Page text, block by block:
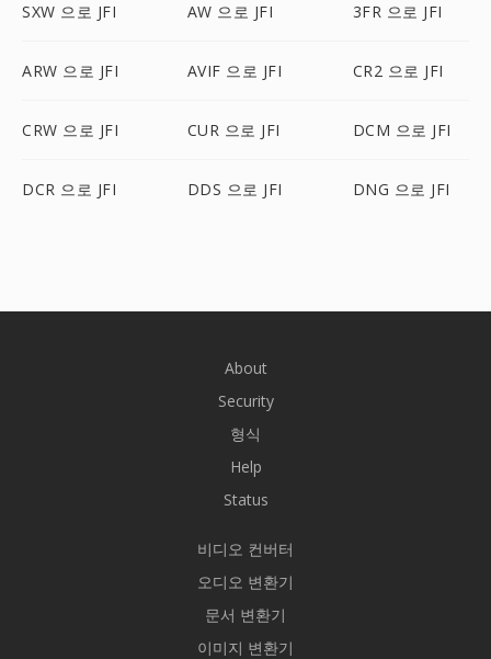
SXW 으로 JFI AW 으로 JFI 3FR 으로 JFI
ARW 으로 JFI AVIF 으로 JFI CR2 으로 JFI
CRW 으로 JFI CUR 으로 JFI DCM 으로 JFI
DCR 으로 JFI DDS 으로 JFI DNG 으로 JFI
About
Security
형식
Help
Status
비디오 컨버터
오디오 변환기
문서 변환기
이미지 변환기